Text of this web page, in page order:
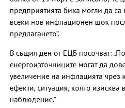
предприятията биха могли да са
всеки нов инфлационен шок
предлагането“.
В същия ден от ЕЦБ посочват:
енергоизточниците могат да
увеличение на инфлацията чрез
ефекти, ситуация, която изисква
наблюдение.“